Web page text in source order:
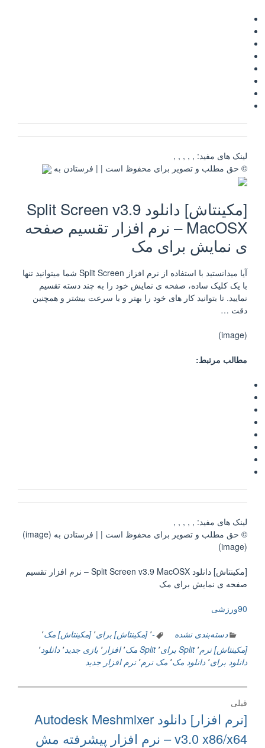
لینک های مفید: , , , , ,
© حق مطلب و تصویر برای محفوظ است | | فرستادن به
[مکینتاش] دانلود Split Screen v3.9
MacOSX – نرم افزار تقسیم صفحه
ی نمایش برای مک
آیا میدانستید با استفاده از نرم افزاز Split Screen شما میتوانید تنها
با یک کلیک ساده، صفحه ی نمایش خود را به چند دسته تقسیم
نمایید. تا بتوانید کار های خود را بهتر و با سرعت بیشتر و همچنین
دقت …
(image)
مطالب مرتبط:
لینک های مفید: , , , , ,
© حق مطلب و تصویر برای محفوظ است | | فرستادن به (image)
(image)
[مکینتاش] دانلود Split Screen v3.9 MacOSX – نرم افزار تقسیم
صفحه ی نمایش برای مک
90ورزشی
دسته‌بندی نشده -٬ [مکینتاش] برای٬ [مکینتاش] مک٬
[مکینتاش] نرم٬ Split برای ٬ Split مک ٬ افزار ٬ بازی جدید٬ دانلود٬
دانلود برای٬ دانلود مک٬ مک نرم٬ نرم افزار جدید
راهبری
نوشته
قبلی
نوشته
قبلی:
[نرم افزار] دانلود Autodesk Meshmixer
v3.0 x86/x64 – نرم افزار پیشرفته مش